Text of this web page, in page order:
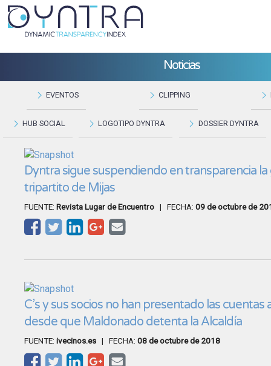
Noticias
EVENTOS CLIPPING
HUB SOCIAL LOGOTIPO DYNTRA DOSSIER DYNTRA
Dyntra sigue suspendiendo en transparencia
tripartito de Mijas
FUENTE: Revista Lugar de Encuentro | FECHA: 09 de octubre de
C’s y sus socios no han presentado las cuentas
desde que Maldonado detenta la Alcaldía
FUENTE: ivecinos.es | FECHA: 08 de octubre de 2018